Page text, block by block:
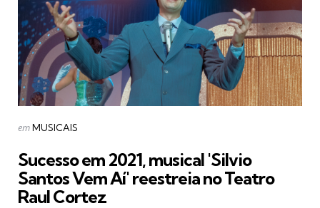
Postado
emMUSICAIS
Sucesso em 2021, musical 'Silvio
Santos Vem Aí' reestreia no Teatro
Raul Cortez